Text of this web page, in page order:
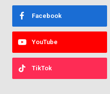
Facebook
YouTube
TikTok